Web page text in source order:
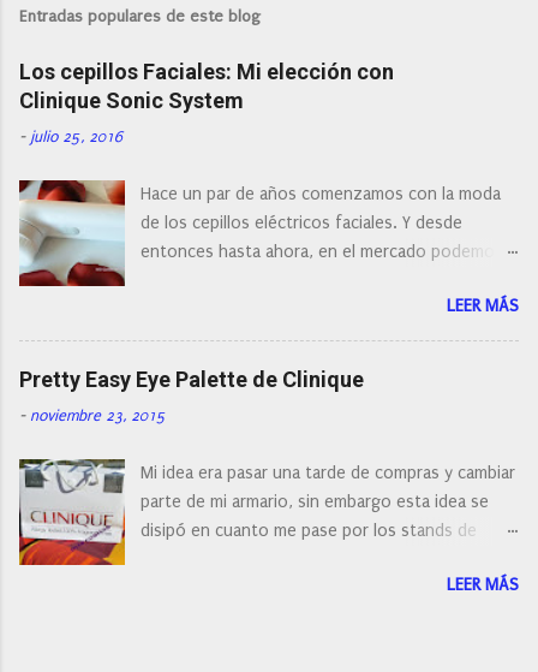
l
a
r
u
n
o
m
e
n
t
a
o
Entradas populares de este blog
Los cepillos Faciales: Mi elección con
Clinique Sonic System
- julio 25, 2016
Hace un par de años comenzamos con la moda
de los cepillos eléctricos faciales. Y desde
entonces hasta ahora, en el mercado podemos
con diferentes características, a pilas, a batería,
cepillos de rotación o de oscilación... y
naturalmente de todos los precios. Existe en la
actualidad tal variedad, que antes de hacer la
compra debemos de hacernos unas preguntas:
post os voy a dar mi opinión de porque elegí mi
cepillo facial de Clinique
LEER MÁS
Pretty Easy Eye Palette de Clinique
- noviembre 23, 2015
Mi idea era pasar una tarde de compras y cambiar
parte de mi armario, sin embargo esta idea se
disipó en cuanto me pase por los stands de
resistirse a esta paleta de colores de Clinique.
LEER MÁS